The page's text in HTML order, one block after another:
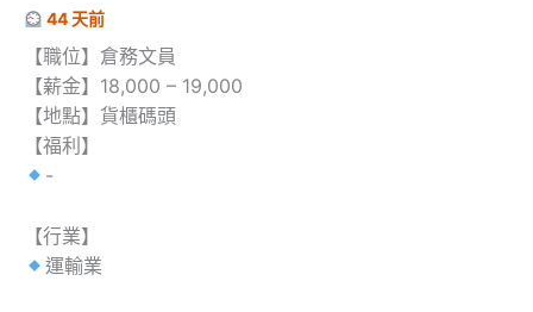
44 天前
【職位】倉務文員
【薪金】18,000 – 19,000
【地點】貨櫃碼頭
【福利】
-
【行業】
運輸業